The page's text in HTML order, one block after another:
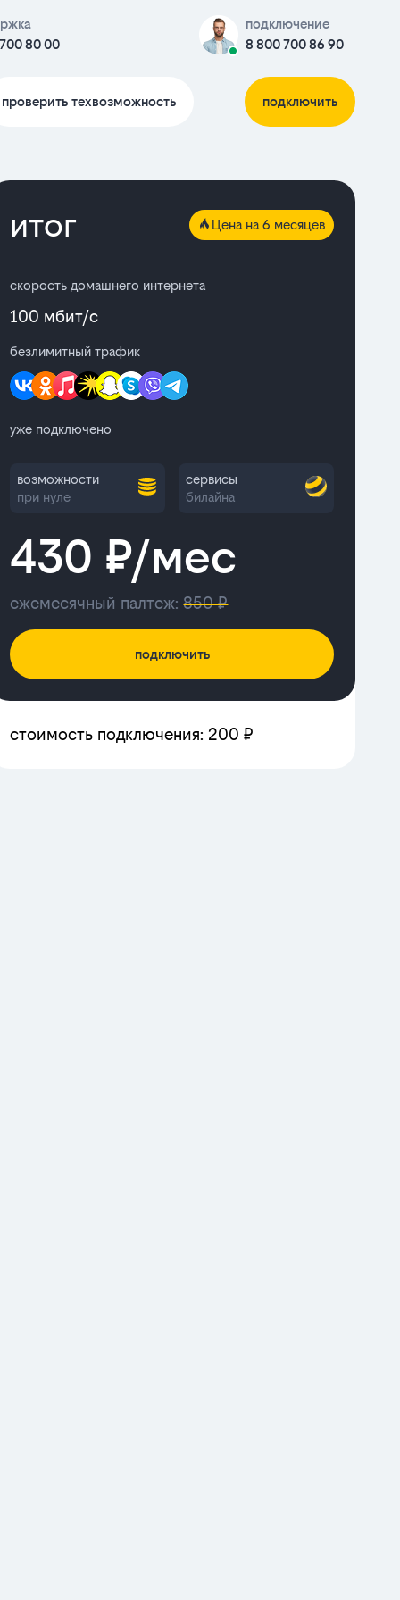
80 00
подключение
8 800 700 86 90
проверить техвозможность подключить
итог Цена на 6 месяцев
скорость домашнего интернета
100 мбит/с
безлимитный трафик
уже подключено
возможности
при нуле
сервисы
билайна
430 ₽/мес
ежемесячный палтеж:850 ₽
подключить
стоимость подключения: 200 ₽